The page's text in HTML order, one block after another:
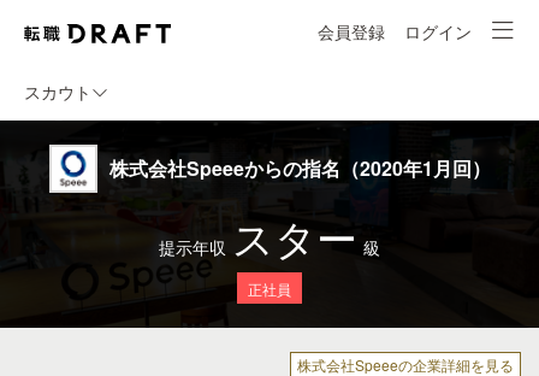
会員登録 ログイン
スカウト
株式会社Speeeからの指名（2020年1月回）
提示年収 スター 級
正社員
株式会社Speeeの企業詳細を見る